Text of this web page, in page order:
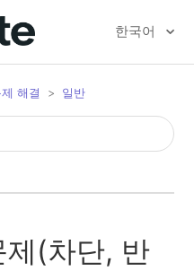
한국어
해결 일반
제(차단, 반